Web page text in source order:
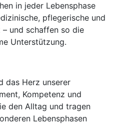
in jeder Lebensphase
pflegerische und
und schaffen so die
Unterstützung.
das Herz unserer
Kompetenz und
den Alltag und tragen
Lebensphasen